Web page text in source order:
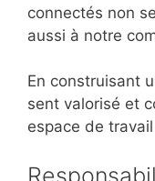
connectés non
aussi à notre
En construisant
sent valorisé et
espace de